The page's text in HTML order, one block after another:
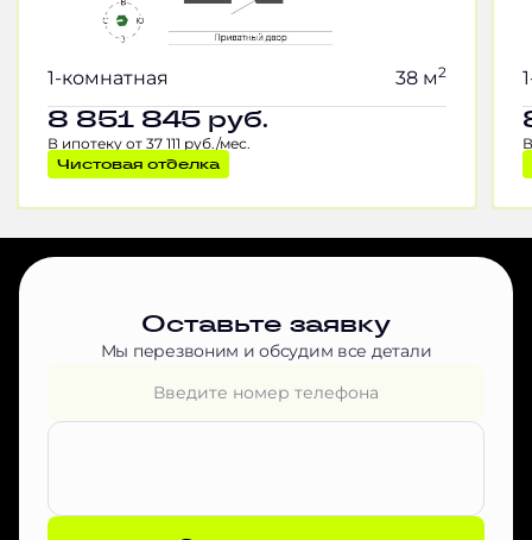
1-комнатная 38 м2
8 851 845 руб.
В ипотеку от 37 111 руб./мес.
Чистовая отделка
Оставьте заявку
Мы перезвоним и обсудим все детали